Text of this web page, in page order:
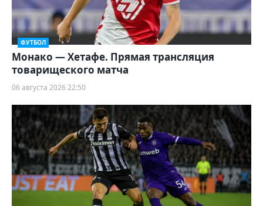
ФУТБОЛ
Монако — Хетафе. Прямая трансляция
товарищеского матча
06 августа 2026 22:50